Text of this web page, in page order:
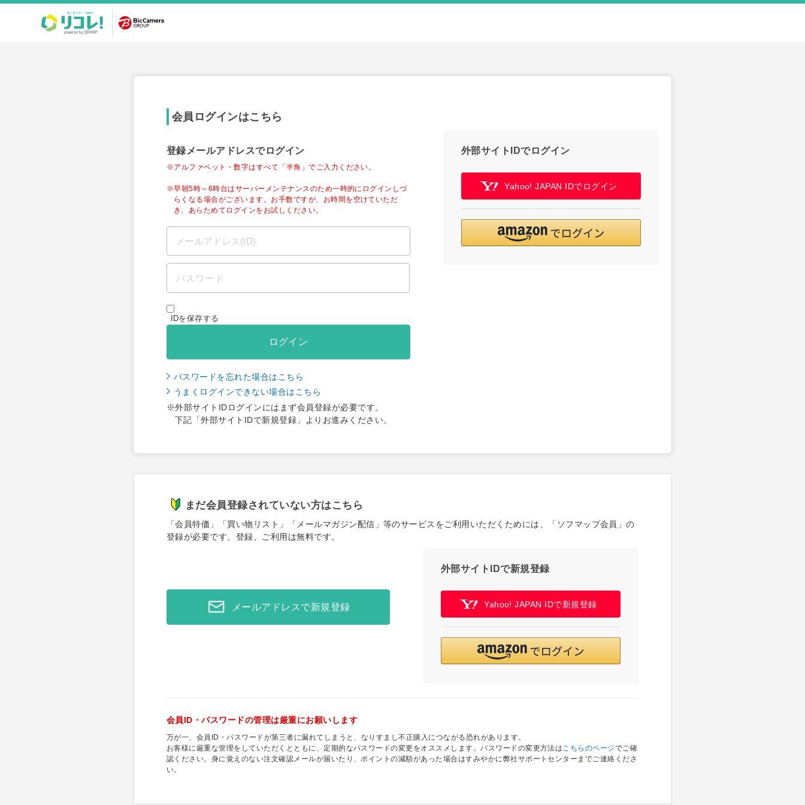
会員ログインはこちら
登録メールアドレスでログイン
※アルファベット・数字はすべて「半角」でご入力ください。
※早朝5時～6時台はサーバーメンテナンスのため一時的にログインしづ
らくなる場合がございます。お手数ですが、お時間を空けていただ
き、あらためてログインをお試しください。
IDを保存する
ログイン
パスワードを忘れた場合はこちら
うまくログインできない場合はこちら
※外部サイトIDログインにはまず会員登録が必要です。
下記「外部サイトIDで新規登録」よりお進みください。
外部サイトIDでログイン
Yahoo! JAPAN IDでログイン
まだ会員登録されていない方はこちら
「会員特価」「買い物リスト」「メールマガジン配信」等のサービスをご利用いただくためには、「ソフマップ会員」の
登録が必要です。登録、ご利用は無料です。
メールアドレスで新規登録
外部サイトIDで新規登録
Yahoo! JAPAN IDで新規登録
会員ID・パスワードの管理は厳重にお願いします
万が一、会員ID・パスワードが第三者に漏れてしまうと、なりすまし不正購入につながる恐れがあります。
お客様に厳重な管理をしていただくとともに、定期的なパスワードの変更をオススメします。パスワードの変更方法はこちらのページでご確
認ください。身に覚えのない注文確認メールが届いたり、ポイントの減額があった場合はすみやかに弊社サポートセンターまでご連絡くださ
い。